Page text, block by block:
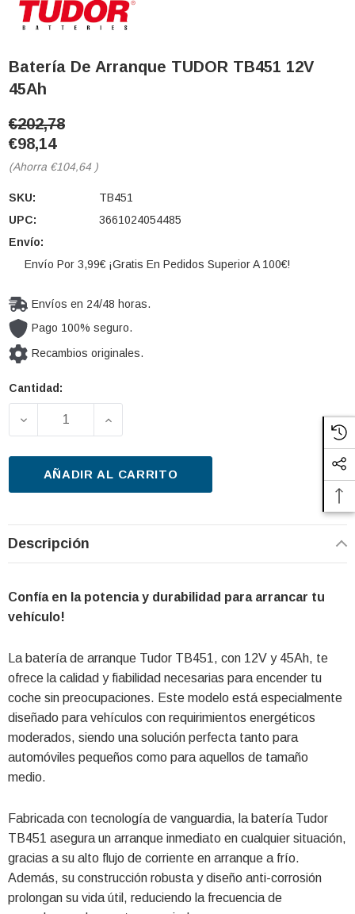
Batería De Arranque TUDOR TB451 12V
45Ah
€202,78
€98,14
(Ahorra €104,64 )
SKU:
TB451
UPC:
3661024054485
Envío:
Envío Por 3,99€ ¡Gratis En Pedidos Superior A 100€!
Envíos en 24/48 horas.
Pago 100% seguro.
Recambios originales.
Cantidad
Cantidad:
DISMINUIR LA CANTIDAD DE BATERÍA DE
AUMENTAR LA CANTIDAD DE
AÑADIR AL CARRITO
Descripción
Confía en la potencia y durabilidad para arrancar tu
vehículo!
La batería de arranque Tudor TB451, con 12V y 45Ah, te
ofrece la calidad y fiabilidad necesarias para encender tu
coche sin preocupaciones. Este modelo está especialmente
diseñado para vehículos con requirimientos energéticos
moderados, siendo una solución perfecta tanto para
automóviles pequeños como para aquellos de tamaño
medio.
Fabricada con tecnología de vanguardia, la batería Tudor
TB451 asegura un arranque inmediato en cualquier situación,
gracias a su alto flujo de corriente en arranque a frío.
Además, su construcción robusta y diseño anti-corrosión
prolongan su vida útil, reduciendo la frecuencia de